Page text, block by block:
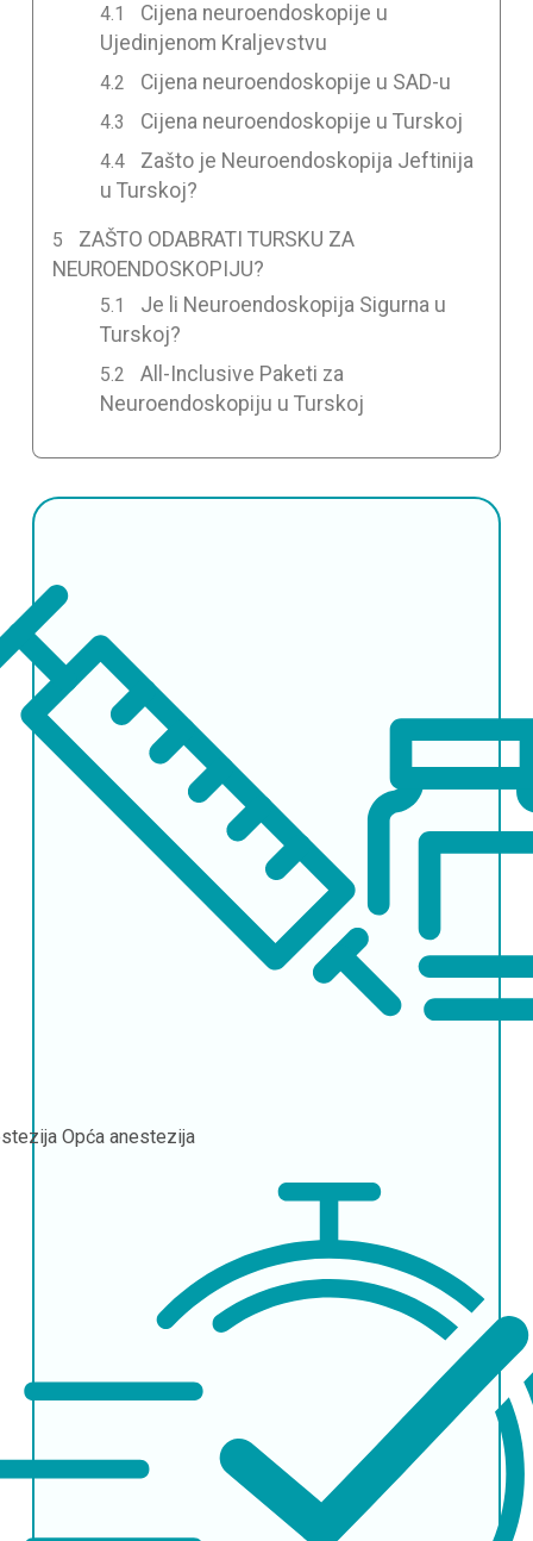
Cijena neuroendoskopije u
Ujedinjenom Kraljevstvu
Cijena neuroendoskopije u SAD-u
Cijena neuroendoskopije u Turskoj
Zašto je Neuroendoskopija Jeftinija
u Turskoj?
ZAŠTO ODABRATI TURSKU ZA
NEUROENDOSKOPIJU?
Je li Neuroendoskopija Sigurna u
Turskoj?
All-Inclusive Paketi za
Neuroendoskopiju u Turskoj
Opća anestezija